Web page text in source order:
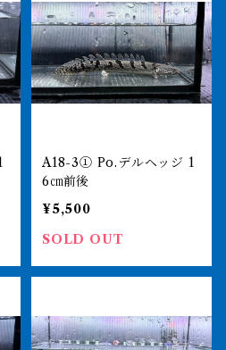
A18-3① Po.デルヘッジ 1
6㎝前後
¥5,500
SOLD OUT